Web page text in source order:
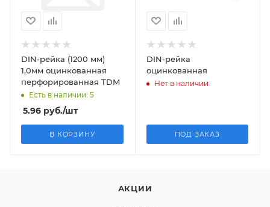
DIN-рейка (1200 мм)
1,0мм оцинкованная
перфорированная TDM
Есть в наличии: 5
5.96 руб./шт
В КОРЗИНУ
DIN-рейка
оцинкованная
Нет в наличии
ПОД ЗАКАЗ
АКЦИИ